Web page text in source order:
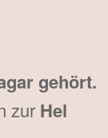
gehört.
zur Hel